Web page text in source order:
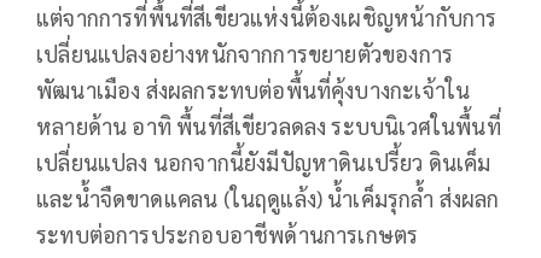
แต่จากการที่พื้นที่สีเขียวแห่งนี้ต้องเผชิญหน้ากับการ
เปลี่ยนแปลงอย่างหนักจากการขยายตัวของการ
พัฒนาเมือง ส่งผลกระทบต่อพื้นที่คุ้งบางกะเจ้าใน
หลายด้าน อาทิ พื้นที่สีเขียวลดลง ระบบนิเวศในพื้นที่
เปลี่ยนแปลง นอกจากนี้ยังมีปัญหาดินเปรี้ยว ดินเค็ม
และน้ำจืดขาดแคลน (ในฤดูแล้ง) น้ำเค็มรุกล้ำ ส่งผลก
ระทบต่อการประกอบอาชีพด้านการเกษตร